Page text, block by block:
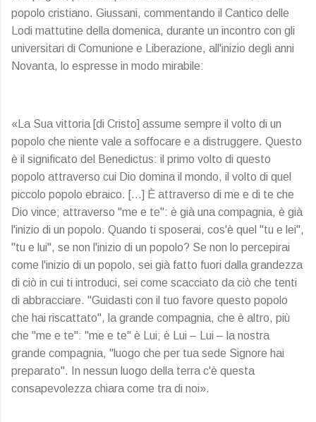
popolo cristiano. Giussani, commentando il Cantico delle
Lodi mattutine della domenica, durante un incontro con gli
universitari di Comunione e Liberazione, all'inizio degli anni
Novanta, lo espresse in modo mirabile:
«La Sua vittoria [di Cristo] assume sempre il volto di un
popolo che niente vale a soffocare e a distruggere. Questo
è il significato del Benedictus: il primo volto di questo
popolo attraverso cui Dio domina il mondo, il volto di quel
piccolo popolo ebraico. [...] È attraverso di me e di te che
Dio vince; attraverso "me e te": è già una compagnia, è già
l'inizio di un popolo. Quando ti sposerai, cos'è quel "tu e lei",
"tu e lui", se non l'inizio di un popolo? Se non lo percepirai
come l'inizio di un popolo, sei già fatto fuori dalla grandezza
di ciò in cui ti introduci, sei come scacciato da ciò che tenti
di abbracciare. "Guidasti con il tuo favore questo popolo
che hai riscattato", la grande compagnia, che è altro, più
che "me e te": "me e te" è Lui; è Lui – Lui – la nostra
grande compagnia, "luogo che per tua sede Signore hai
preparato". In nessun luogo della terra c'è questa
consapevolezza chiara come tra di noi».